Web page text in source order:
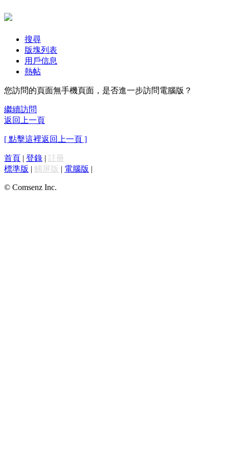
搜尋
版塊列表
用戶信息
熱帖
您訪問的頁面無手機頁面，是否進一步訪問電腦版？
繼續訪問
返回上一頁
[ 點擊這裡返回上一頁 ]
首頁 | 登錄 | 註冊
標準版 | 觸屏版 | 電腦版 |
© Comsenz Inc.